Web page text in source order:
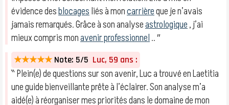
évidence desblocagesliés à moncarrièreque je n’avais
jamais remarqués. Grâce à son analyseastrologique, j’ai
mieux compris monavenir professionnel.. ″
★★★★★ Note: 5/5 Luc, 59 ans :
‶ Plein(e) de questions sur son avenir, Luc a trouvé en Laetitia
une guide bienveillante prête à l’éclairer. Son analyse m’a
aidé(e) à réorganiser mes priorités dans le domaine de mon